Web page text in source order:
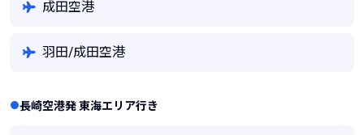
成田空港
羽田/成田空港
長崎空港発 東海エリア行き